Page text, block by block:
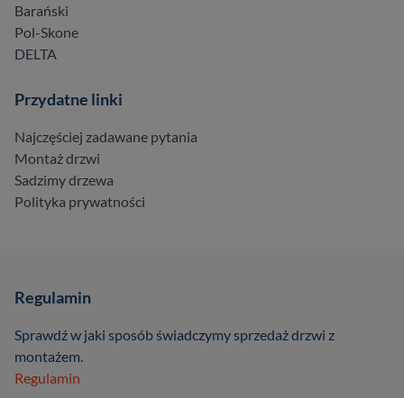
Barański
Pol-Skone
DELTA
Przydatne linki
Najczęściej zadawane pytania
Montaż drzwi
Sadzimy drzewa
Polityka prywatności
Regulamin
Sprawdź w jaki sposób świadczymy sprzedaż drzwi z
montażem.
Regulamin